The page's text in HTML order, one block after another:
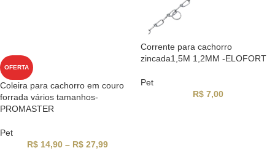
OFERTA
Coleira para cachorro em couro
forrada vários tamanhos-
PROMASTER
Pet
R$14,90 – R$27,99
Corrente para cachorro
zincada1,5M 1,2MM -ELOFORT
Pet
R$7,00